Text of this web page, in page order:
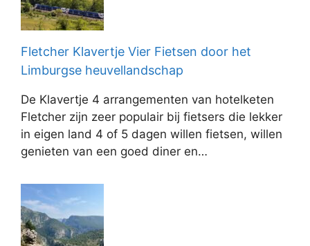
Fletcher Klavertje Vier Fietsen door het
Limburgse heuvellandschap
De Klavertje 4 arrangementen van hotelketen
Fletcher zijn zeer populair bij fietsers die lekker
in eigen land 4 of 5 dagen willen fietsen, willen
genieten van een goed diner en…